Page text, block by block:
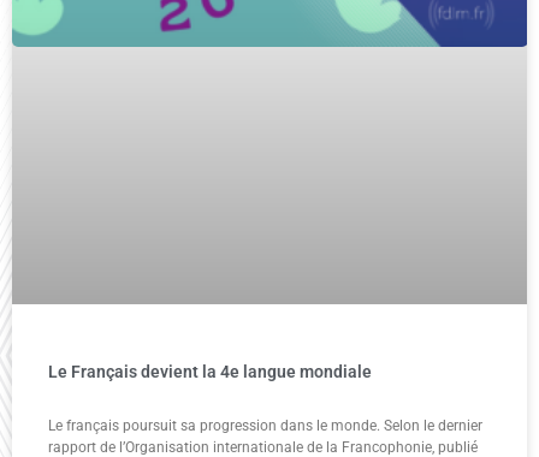
Le Français devient la 4e langue mondiale
Le français poursuit sa progression dans le monde. Selon le dernier
rapport de l’Organisation internationale de la Francophonie, publié